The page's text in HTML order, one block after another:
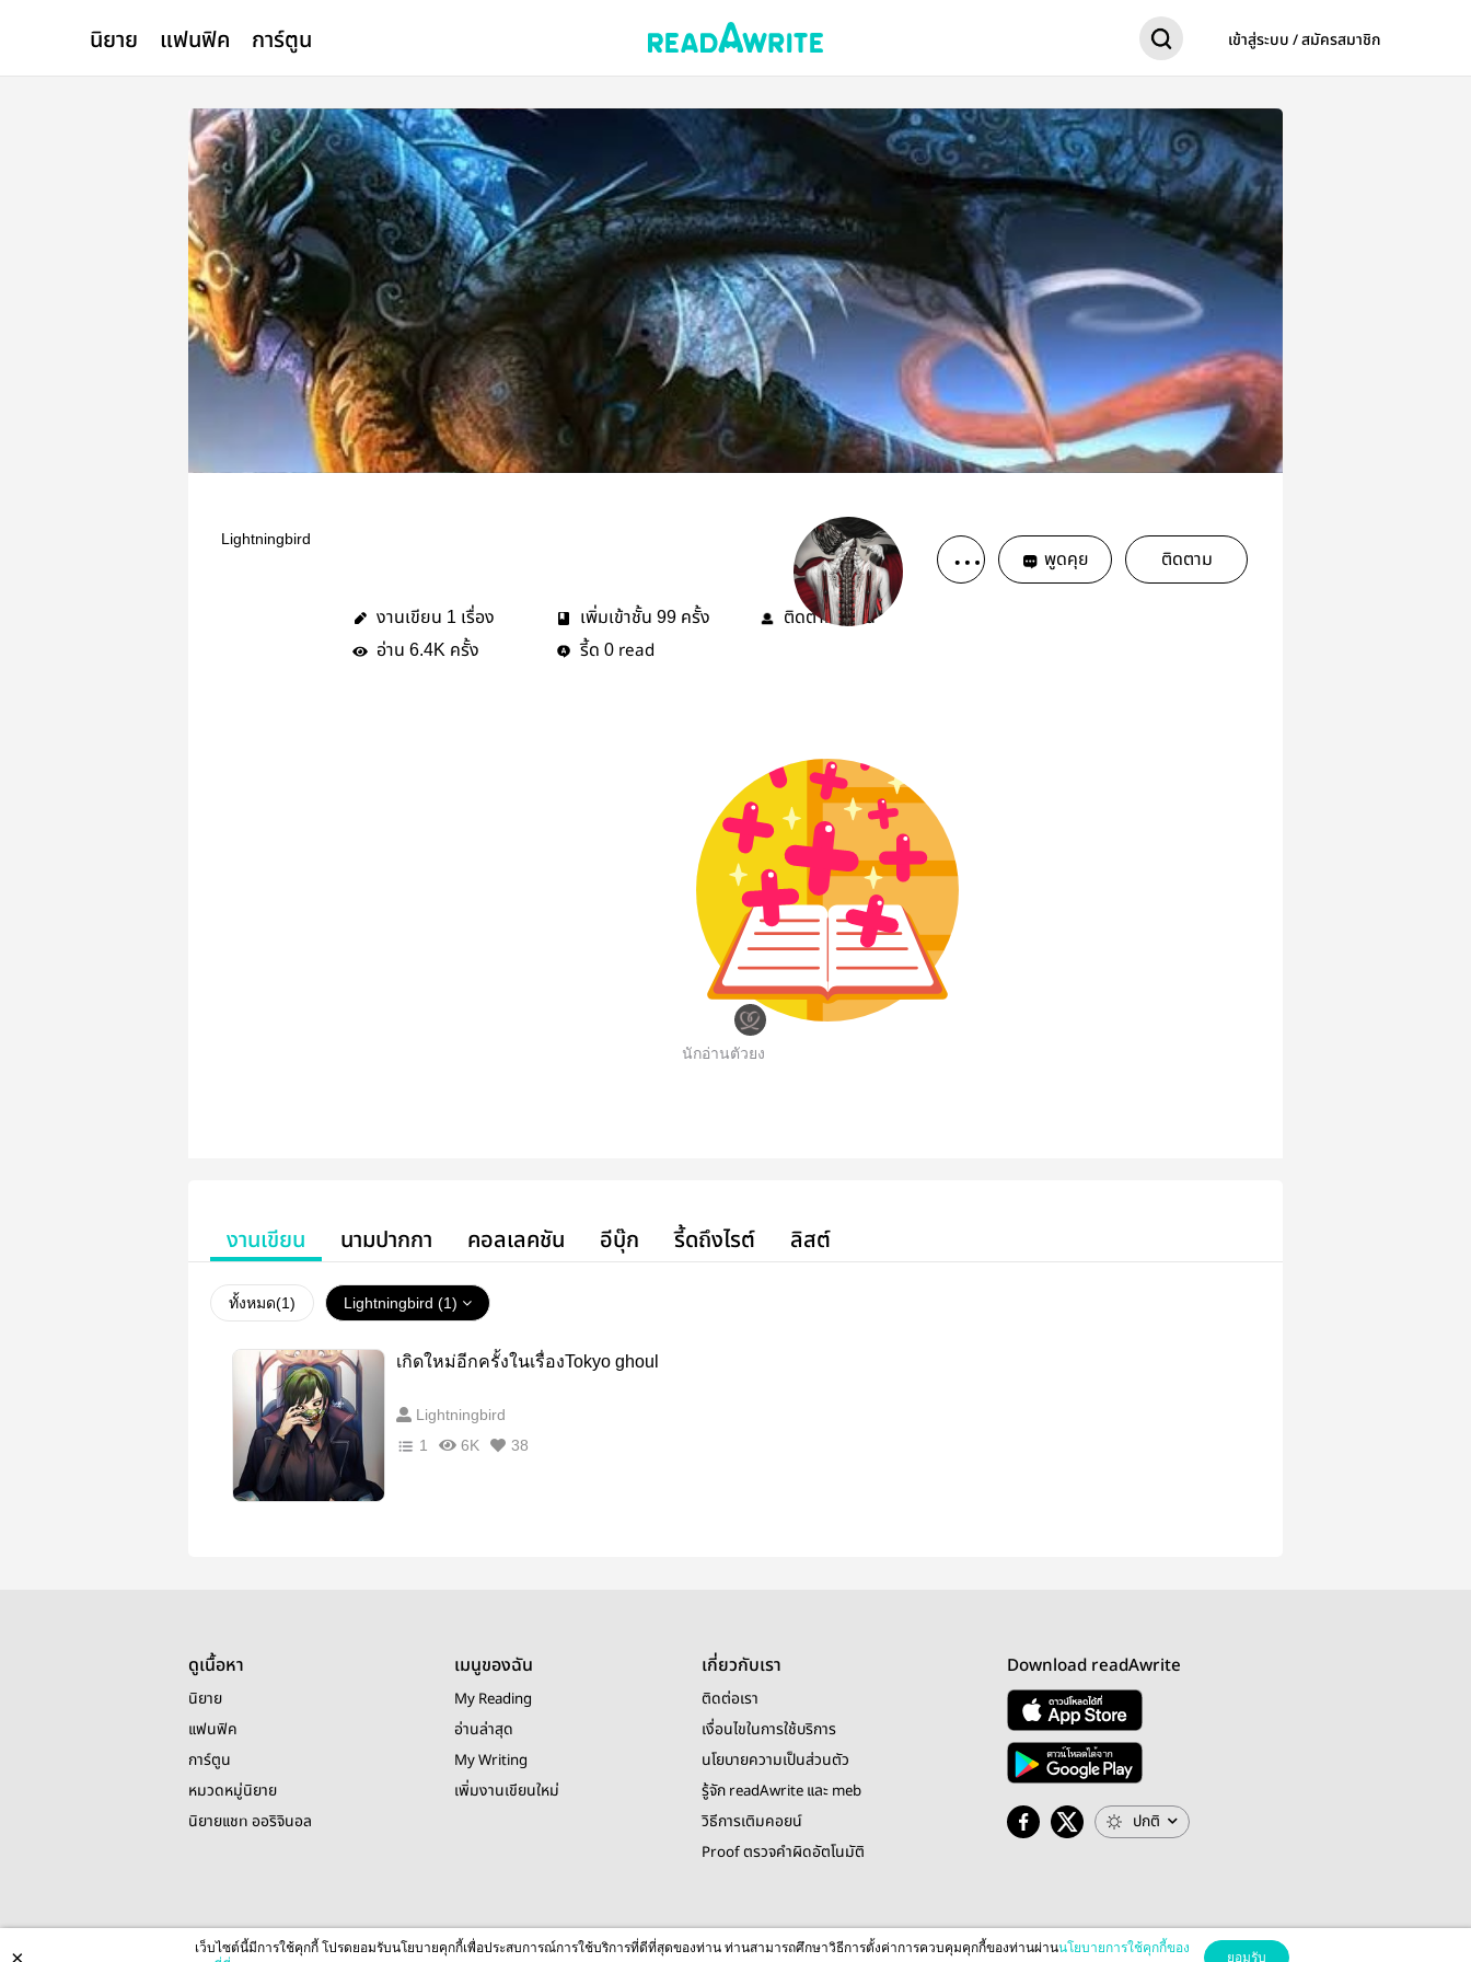
นิยาย แฟนฟิค การ์ตูน เข้าสู่ระบบ / สมัครสมาชิก
Lightningbird
พูดคุย ติดตาม
งานเขียน 1 เรื่อง เพิ่มเข้าชั้น 99 ครั้ง ติดตาม4คน
อ่าน 6.4K ครั้ง รี้ด 0 read
นักอ่านตัวยง
งานเขียน นามปากกา คอลเลคชัน อีบุ๊ก รี้ดถึงไรต์ ลิสต์
ทั้งหมด(1) Lightningbird (1)
เกิดใหม่อีกครั้งในเรื่องTokyo ghoul
Lightningbird
1
6K 38
ดูเนื้อหา
นิยาย
แฟนฟิค
การ์ตูน
หมวดหมู่นิยาย
นิยายแชท ออริจินอล
เมนูของฉัน
My Reading
อ่านล่าสุด
My Writing
เพิ่มงานเขียนใหม่
เกี่ยวกับเรา
ติดต่อเรา
เงื่อนไขในการใช้บริการ
นโยบายความเป็นส่วนตัว
รู้จัก readAwrite และ meb
วิธีการเติมคอยน์
Proof ตรวจคำผิดอัตโนมัติ
Download readAwrite
ปกติ
© 2026 readAwrite.com by MEB Corporation Public Company Limited
This site is protected by reCAPTCHA and the Google
เว็บไซต์นี้มีการใช้คุกกี้ โปรดยอมรับนโยบายคุกกี้เพื่อประสบการณ์การใช้บริการที่ดีที่สุดของท่าน ท่านสามารถศึกษาวิธีการตั้งค่าการควบคุมคุกกี้ของท่านผ่านนโยบายการใช้คุกกี้ของ
ยอมรับ